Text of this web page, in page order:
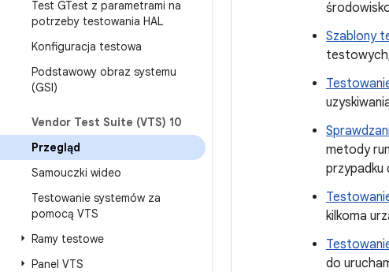
Test GTest z parametrami na
potrzeby testowania HAL
Konfiguracja testowa
Podstawowy obraz systemu
(GSI)
Vendor Test Suite (VTS) 10
Przegląd
Samouczki wideo
Testowanie systemów za
pomocą VTS
Ramy testowe
Panel VTS
Szablony
metody
przypadku
kilkoma
do